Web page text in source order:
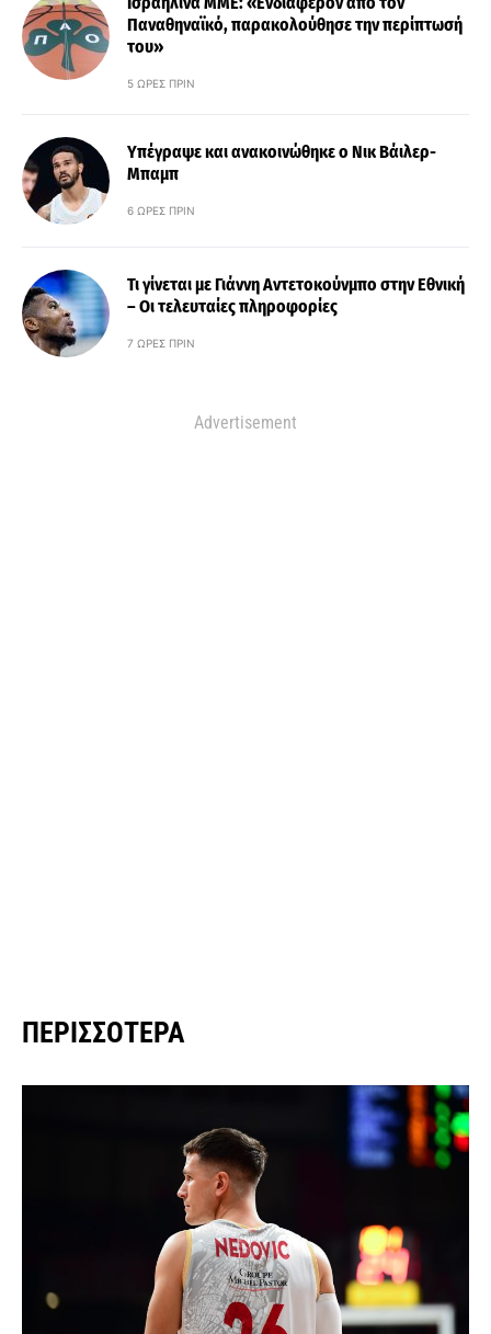
Παναθηναϊκό, παρακολούθησε την περίπτωσή
του»
5 ΏΡΕΣ ΠΡΙΝ
Υπέγραψε και ανακοινώθηκε ο Νικ Βάιλερ-
Μπαμπ
6 ΏΡΕΣ ΠΡΙΝ
Τι γίνεται με Γιάννη Αντετοκούνμπο στην Εθνική
– Οι τελευταίες πληροφορίες
7 ΏΡΕΣ ΠΡΙΝ
Advertisement
ΠΕΡΙΣΣΌΤΕΡΑ